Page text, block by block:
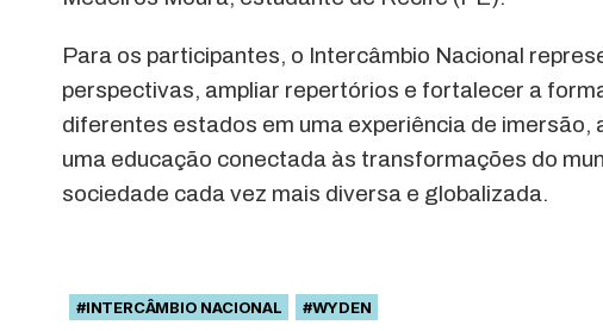
Para os participantes, o Intercâmbio Nacional
perspectivas, ampliar repertórios e fortalecer a
diferentes estados em uma experiência de
uma educação conectada às transformações do
sociedade cada vez mais diversa e globalizada.
#INTERCÂMBIO NACIONAL #WYDEN